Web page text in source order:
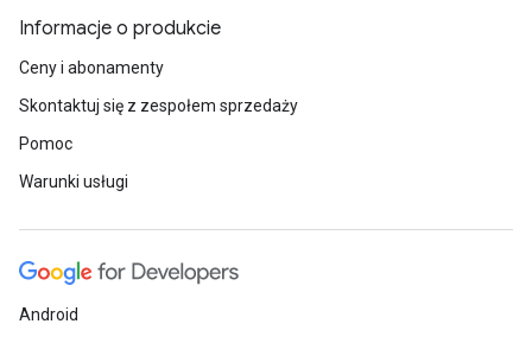
Informacje o produkcie
Ceny i abonamenty
Skontaktuj się z zespołem sprzedaży
Pomoc
Warunki usługi
Android